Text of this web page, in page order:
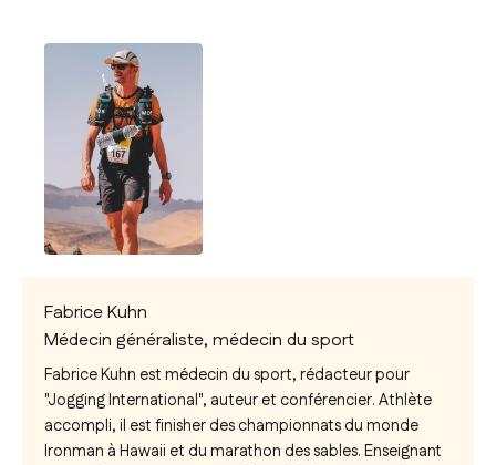
Fabrice Kuhn
Médecin généraliste, médecin du sport
Fabrice Kuhn est médecin du sport, rédacteur pour
"Jogging International", auteur et conférencier. Athlète
accompli, il est finisher des championnats du monde
Ironman à Hawaii et du marathon des sables. Enseignant